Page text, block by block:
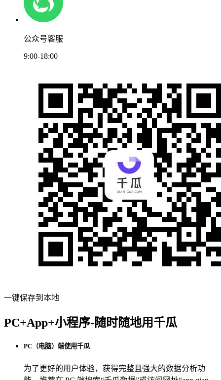
公众号客服
9:00-18:00
一键保存到本地
PC+App+小程序-随时随地用千瓜
PC（电脑）端使用千瓜
为了更好的用户体验，获得完整且强大的数据分析功